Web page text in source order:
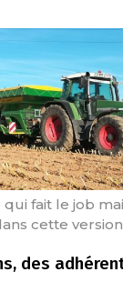
qui fait le job
cette
des